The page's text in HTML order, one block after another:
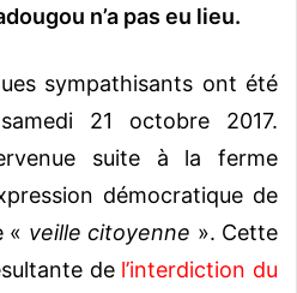
n’a pas eu lieu.
sympathisants ont été
21 octobre 2017.
suite à la ferme
démocratique de
« veille citoyenne ». Cette
de l’interdiction du